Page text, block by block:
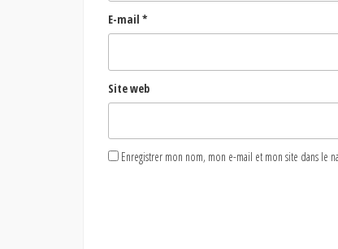
E-mail *
Site web
Enregistrer mon nom, mon e-mail et mon site dans le